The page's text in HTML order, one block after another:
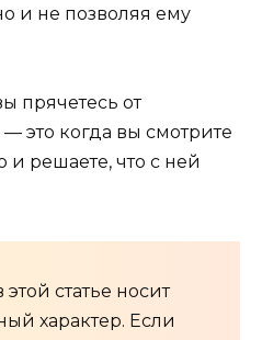
и не позволяя ему
прячетесь от
— это когда вы смотрите
решаете, что с ней
статье носит
характер. Если